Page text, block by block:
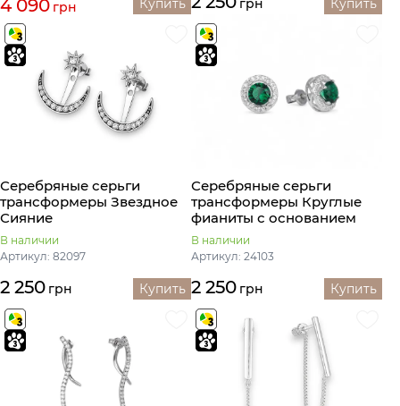
4 090 грн Купить грн Купить
Серебряные серьги
трансформеры Звездное
Сияние
В наличии
Артикул: 82097
2 250 грн Купить
Серебряные серьги
трансформеры Круглые
фианиты с основанием
В наличии
Артикул: 24103
2 250 грн Купить